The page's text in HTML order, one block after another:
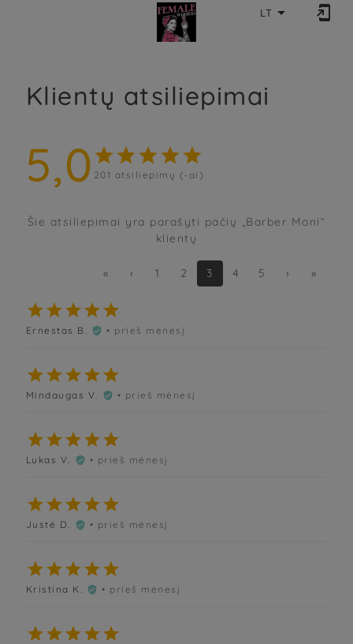
LT  
Klientų atsiliepimai
5,0     
201 atsiliepimų (-ai)
Šie atsiliepimai yra parašyti pačių „Barber Moni“
klientų
« ‹ 1 2 3 4 5 › »

Ernestas B.  • prieš mėnesį

Mindaugas V.  • prieš mėnesį

Lukas V.  • prieš mėnesį

Justė D.  • prieš mėnesį

Kristina K.  • prieš mėnesį
